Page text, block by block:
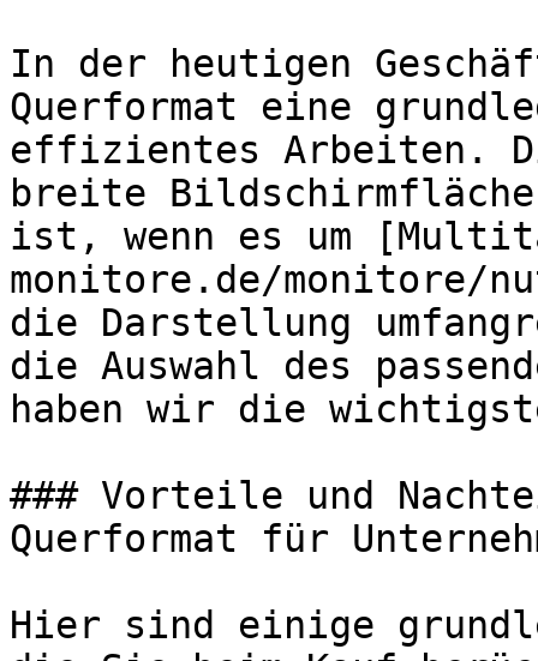
In der heutigen
Querformat eine
effizientes Arbeiten.
breite
ist, wenn es um
monitore.de/monitore/
die Darstellung
die Auswahl des
haben wir die
### Vorteile und
Querformat für
Hier sind einige